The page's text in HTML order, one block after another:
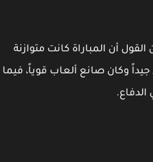
أن المباراة كانت متوازنة
وكان صانع ألعاب قوياً، فيما